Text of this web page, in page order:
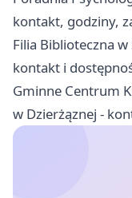
kontakt, godziny,
Filia Biblioteczna
kontakt i
Gminne Centrum
w Dzierżąznej -